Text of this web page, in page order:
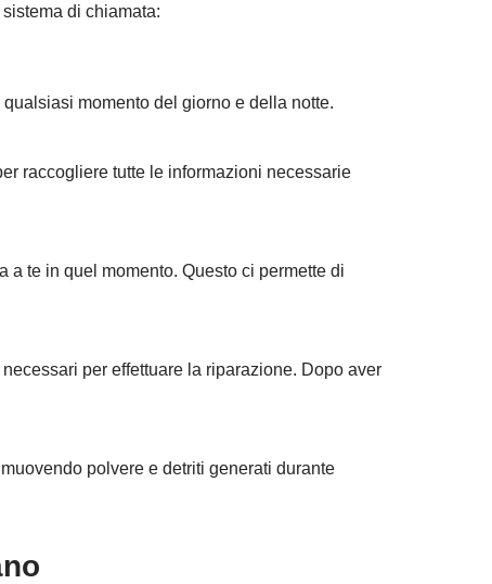
di chiamata:
momento del giorno e della notte.
raccogliere tutte le informazioni necessarie
te in quel momento. Questo ci permette di
per effettuare la riparazione. Dopo aver
polvere e detriti generati durante